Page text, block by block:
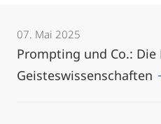
07. Mai 2025
Prompting und Co.: Die
Geisteswissenschaften